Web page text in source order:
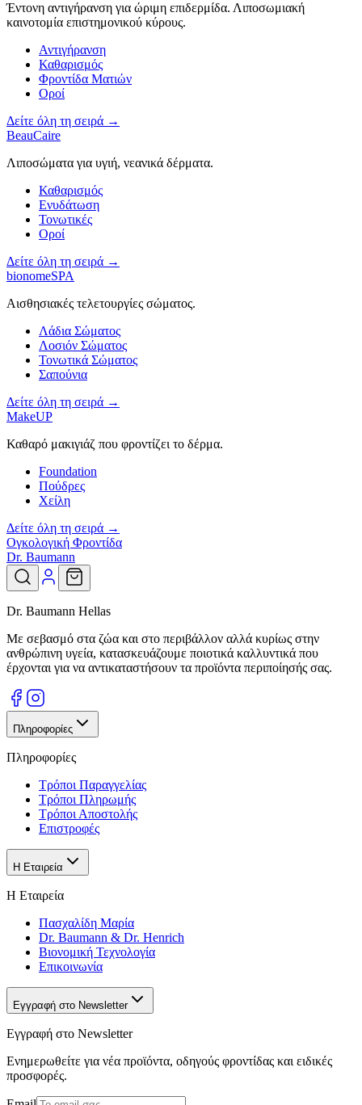
Έντονη αντιγήρανση για ώριμη επιδερμίδα. Λιποσωμιακή
καινοτομία επιστημονικού κύρους.
Αντιγήρανση
Καθαρισμός
Φροντίδα Ματιών
Οροί
Δείτε όλη τη σειρά →
BeauCaire
Λιποσώματα για υγιή, νεανικά δέρματα.
Καθαρισμός
Ενυδάτωση
Τονωτικές
Οροί
Δείτε όλη τη σειρά →
bionomeSPA
Αισθησιακές τελετουργίες σώματος.
Λάδια Σώματος
Λοσιόν Σώματος
Τονωτικά Σώματος
Σαπούνια
Δείτε όλη τη σειρά →
MakeUP
Καθαρό μακιγιάζ που φροντίζει το δέρμα.
Foundation
Πούδρες
Χείλη
Δείτε όλη τη σειρά →
Ογκολογική Φροντίδα
Dr. Baumann
Dr. Baumann Hellas
Με σεβασμό στα ζώα και στο περιβάλλον αλλά κυρίως στην
ανθρώπινη υγεία, κατασκευάζουμε ποιοτικά καλλυντικά που
έρχονται για να αντικαταστήσουν τα προϊόντα περιποίησής σας.
Πληροφορίες
Πληροφορίες
Τρόποι Παραγγελίας
Τρόποι Πληρωμής
Τρόποι Αποστολής
Επιστροφές
Η Εταιρεία
Η Εταιρεία
Πασχαλίδη Μαρία
Dr. Baumann & Dr. Henrich
Βιονομική Τεχνολογία
Επικοινωνία
Εγγραφή στο Newsletter
Εγγραφή στο Newsletter
Ενημερωθείτε για νέα προϊόντα, οδηγούς φροντίδας και ειδικές
προσφορές.